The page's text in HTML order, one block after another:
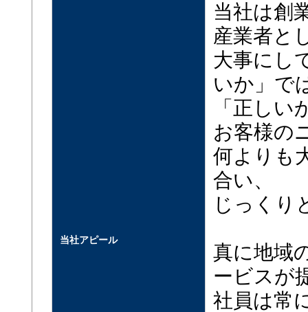
当社アピール
当社は創
産業者と
大事にし
いか」で
「正し
お客様の
何よりも
合い、
じっくり
真に地域
ービスが
社員は常